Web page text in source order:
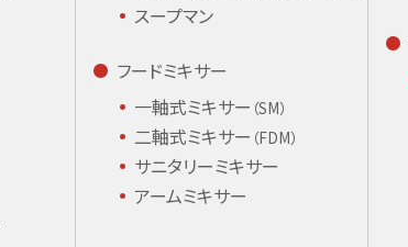
スープマン
フードミキサー
一軸式ミキサー （SM）
二軸式ミキサー （FDM）
サニタリーミキサー
アームミキサー